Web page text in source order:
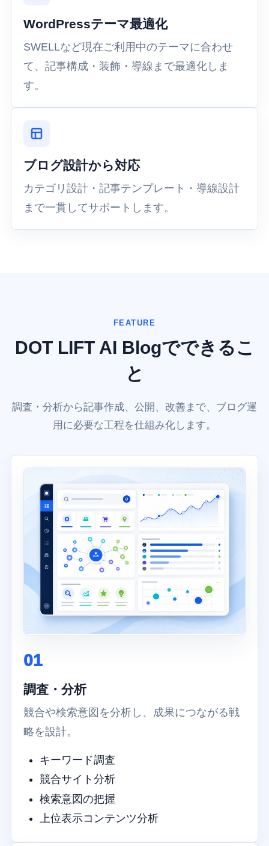
WordPressテーマ最適化
SWELLなど現在ご利用中のテーマに合わせ
て、記事構成・装飾・導線まで最適化しま
す。
ブログ設計から対応
カテゴリ設計・記事テンプレート・導線設計
まで一貫してサポートします。
FEATURE
DOT LIFT AI Blogでできるこ
と
調査・分析から記事作成、公開、改善まで、ブログ運
用に必要な工程を仕組み化します。
01
調査・分析
競合や検索意図を分析し、成果につながる戦
略を設計。
キーワード調査
競合サイト分析
検索意図の把握
上位表示コンテンツ分析